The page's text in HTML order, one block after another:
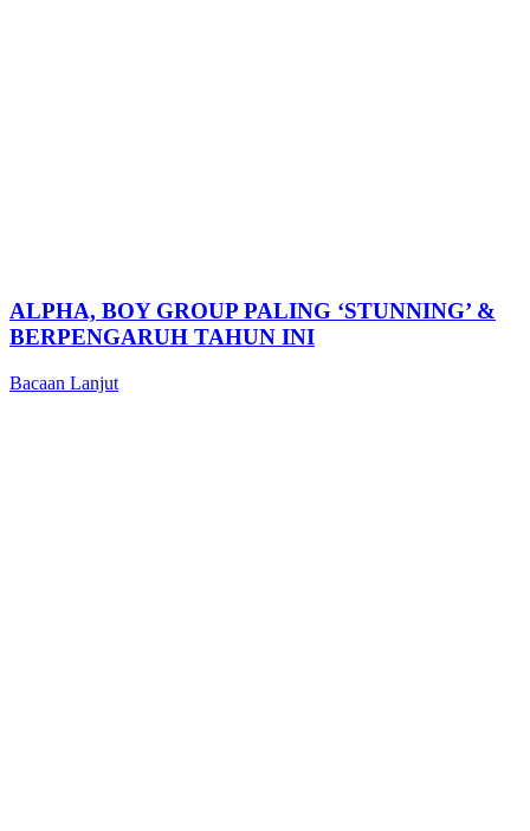
ALPHA, BOY GROUP PALING ‘STUNNING’ &
BERPENGARUH TAHUN INI
Bacaan Lanjut